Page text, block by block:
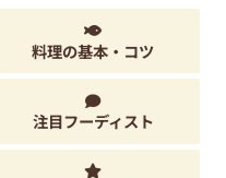
料理の基本・コツ
注目フーディスト